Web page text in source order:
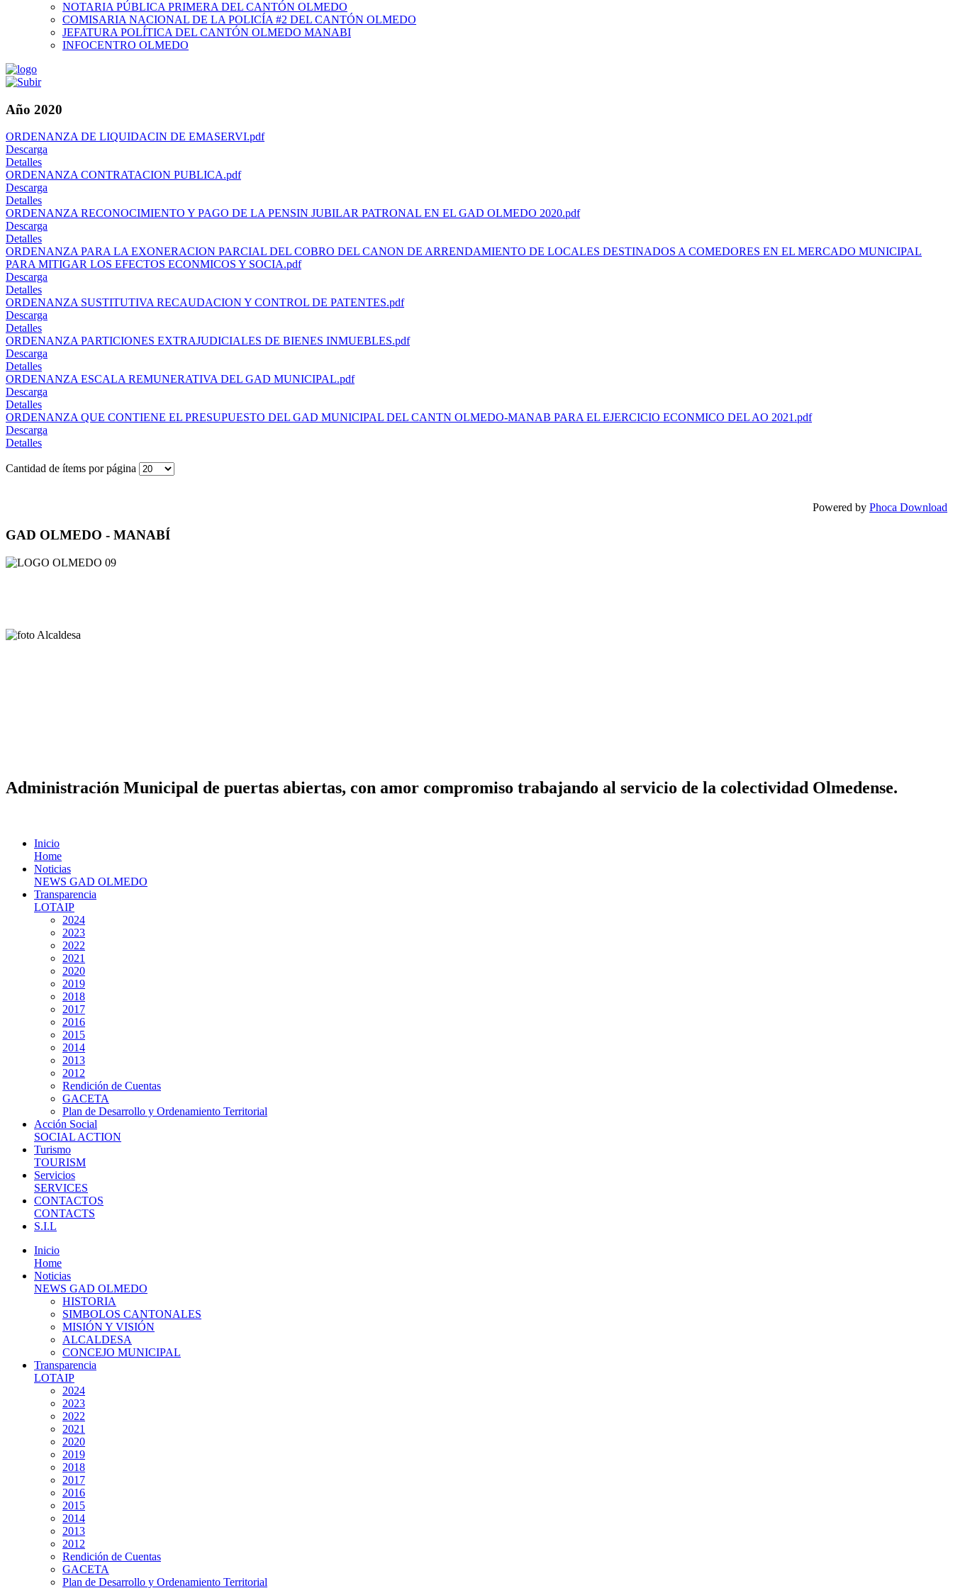
NOTARIA PÚBLICA PRIMERA DEL CANTÓN OLMEDO
COMISARIA NACIONAL DE LA POLICÍA #2 DEL CANTÓN OLMEDO
JEFATURA POLÍTICA DEL CANTÓN OLMEDO MANABI
INFOCENTRO OLMEDO
Año 2020
ORDENANZA DE LIQUIDACIN DE EMASERVI.pdf
Descarga
Detalles
ORDENANZA CONTRATACION PUBLICA.pdf
Descarga
Detalles
ORDENANZA RECONOCIMIENTO Y PAGO DE LA PENSIN JUBILAR PATRONAL EN EL GAD OLMEDO 2020.pdf
Descarga
Detalles
ORDENANZA PARA LA EXONERACION PARCIAL DEL COBRO DEL CANON DE ARRENDAMIENTO DE LOCALES DESTINADOS A COMEDORES EN EL MERCADO MUNICIPAL
PARA MITIGAR LOS EFECTOS ECONMICOS Y SOCIA.pdf
Descarga
Detalles
ORDENANZA SUSTITUTIVA RECAUDACION Y CONTROL DE PATENTES.pdf
Descarga
Detalles
ORDENANZA PARTICIONES EXTRAJUDICIALES DE BIENES INMUEBLES.pdf
Descarga
Detalles
ORDENANZA ESCALA REMUNERATIVA DEL GAD MUNICIPAL.pdf
Descarga
Detalles
ORDENANZA QUE CONTIENE EL PRESUPUESTO DEL GAD MUNICIPAL DEL CANTN OLMEDO-MANAB PARA EL EJERCICIO ECONMICO DEL AO 2021.pdf
Descarga
Detalles
Cantidad de ítems por página
Powered by Phoca Download
GAD OLMEDO - MANABÍ
Administración Municipal de puertas abiertas, con amor compromiso trabajando al servicio de la colectividad Olmedense.
Inicio
Home
Noticias
NEWS GAD OLMEDO
Transparencia
LOTAIP
2024
2023
2022
2021
2020
2019
2018
2017
2016
2015
2014
2013
2012
Rendición de Cuentas
GACETA
Plan de Desarrollo y Ordenamiento Territorial
Acción Social
SOCIAL ACTION
Turismo
TOURISM
Servicios
SERVICES
CONTACTOS
CONTACTS
S.I.L
Inicio
Home
Noticias
NEWS GAD OLMEDO
HISTORIA
SIMBOLOS CANTONALES
MISIÓN Y VISIÓN
ALCALDESA
CONCEJO MUNICIPAL
Transparencia
LOTAIP
2024
2023
2022
2021
2020
2019
2018
2017
2016
2015
2014
2013
2012
Rendición de Cuentas
GACETA
Plan de Desarrollo y Ordenamiento Territorial